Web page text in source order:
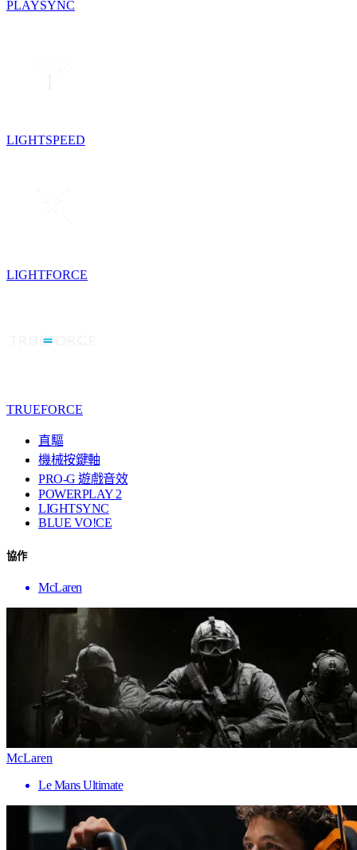
PLAYSYNC
LIGHTSPEED
LIGHTFORCE
TRUEFORCE
直驅
機械按鍵軸
PRO-G 遊戲音效
POWERPLAY 2
LIGHTSYNC
BLUE VO!CE
協作
McLaren
McLaren
Le Mans Ultimate